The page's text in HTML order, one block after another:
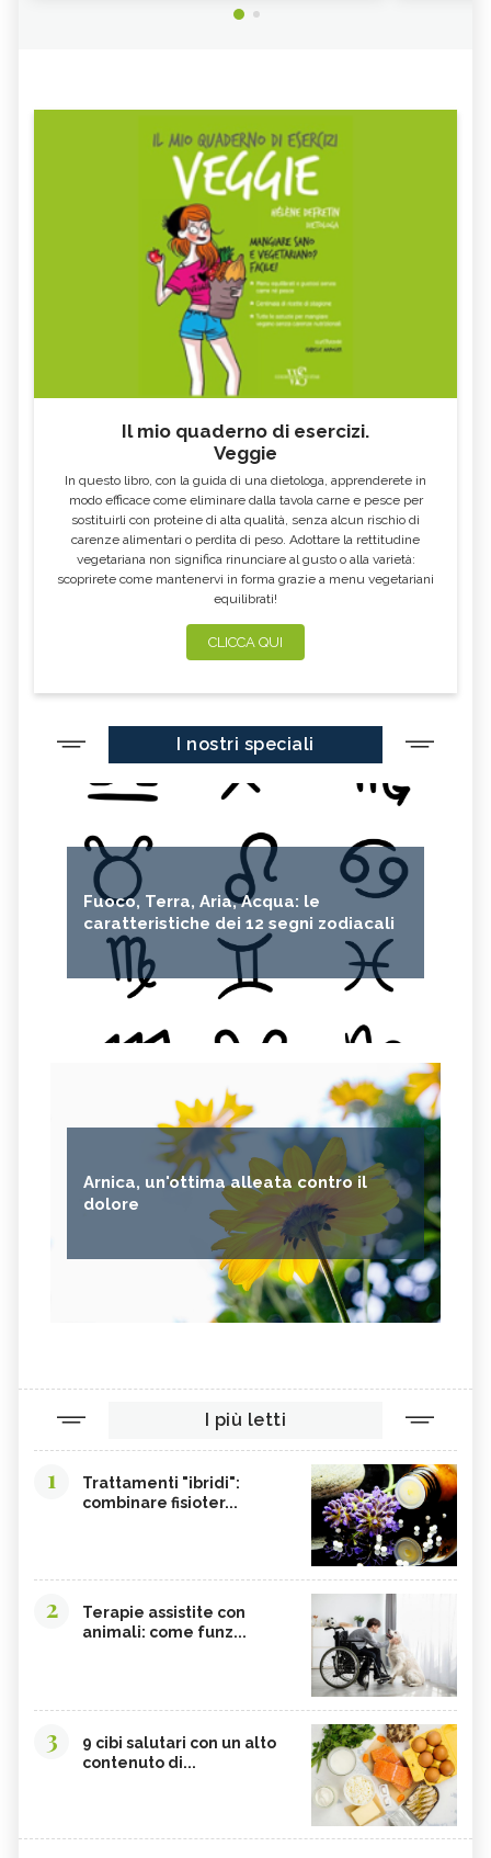
Il mio quaderno di esercizi.
Veggie
In questo libro, con la guida di una dietologa, apprenderete in
modo efficace come eliminare dalla tavola carne e pesce per
sostituirli con proteine di alta qualità, senza alcun rischio di
carenze alimentari o perdita di peso. Adottare la rettitudine
vegetariana non significa rinunciare al gusto o alla varietà:
scoprirete come mantenervi in forma grazie a menu vegetariani
equilibrati!
CLICCA QUI
I nostri speciali
Fuoco, Terra, Aria, Acqua: le
caratteristiche dei 12 segni zodiacali
Arnica, un'ottima alleata contro il
dolore
I più letti
1
Trattamenti "ibridi":
combinare fisioter...
2
Terapie assistite con
animali: come funz...
3
9 cibi salutari con un alto
contenuto di...